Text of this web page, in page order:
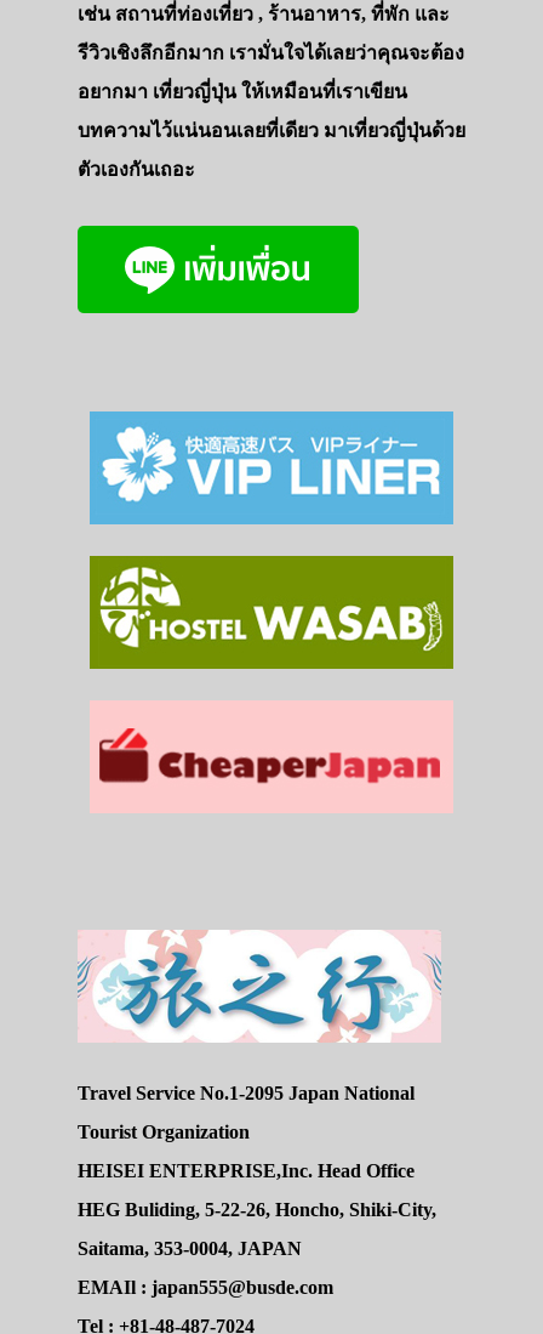
เช่น สถานที่ท่องเที่ยว , ร้านอาหาร, ที่พัก และ
รีวิวเชิงลึกอีกมาก เรามั่นใจได้เลยว่าคุณจะต้อง
อยากมา เที่ยวญี่ปุ่น ให้เหมือนที่เราเขียน
บทความไว้แน่นอนเลยที่เดียว มาเที่ยวญี่ปุ่นด้วย
ตัวเองกันเถอะ
Travel Service No.1-2095 Japan National
Tourist Organization
HEISEI ENTERPRISE,Inc. Head Office
HEG Buliding, 5-22-26, Honcho, Shiki-City,
Saitama, 353-0004, JAPAN
EMAIl : japan555@busde.com
Tel : +81-48-487-7024